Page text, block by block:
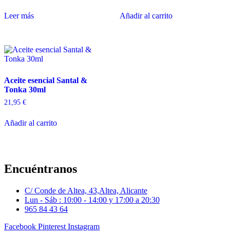
Leer más Añadir al carrito
Aceite esencial Santal &
Tonka 30ml
21,95 €
Añadir al carrito
Encuéntranos
C/ Conde de Altea, 43,Altea, Alicante
Lun - Sáb : 10:00 - 14:00 y 17:00 a 20:30
965 84 43 64
Facebook Pinterest Instagram